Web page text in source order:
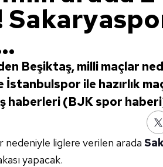
Beşiktaş, milli maçlar
ile hazırlık
haberleri (BJK spor
nedeniyle liglere verilen arada
yapacak.